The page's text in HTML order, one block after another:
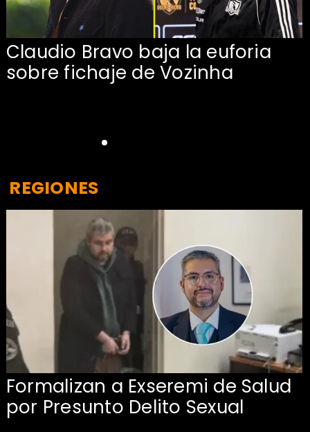
Claudio Bravo baja la euforia
sobre fichaje de Vozinha
Formalizan a Exseremi de Salud
por Presunto Delito Sexual
REGIONES